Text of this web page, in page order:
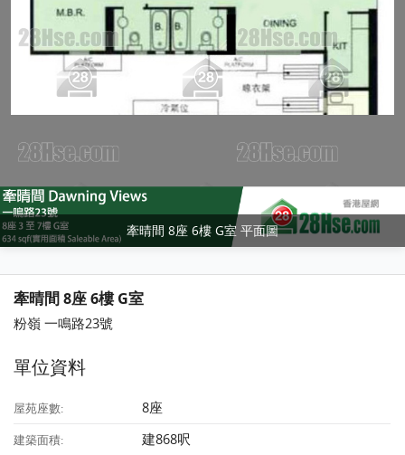
牽晴間 8座 6樓 G室 平面圖
牽晴間 8座 6樓 G室
粉嶺 一鳴路23號
單位資料
屋苑座數: 8座
建築面積: 建868呎